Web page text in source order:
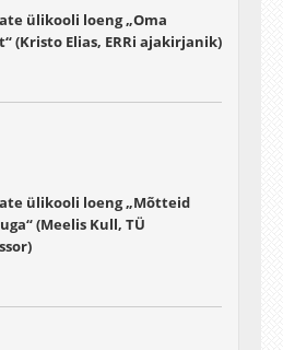
ülikooli loeng „Oma
(Kristo Elias, ERRi ajakirjanik)
ülikooli loeng „Mõtteid
(Meelis Kull, TÜ